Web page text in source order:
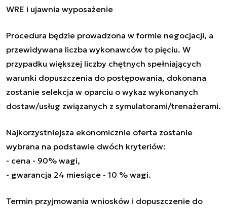
WRE i ujawnia wyposażenie
Procedura będzie prowadzona w formie negocjacji, a
przewidywana liczba wykonawców to pięciu. W
przypadku większej liczby chętnych spełniających
warunki dopuszczenia do postępowania, dokonana
zostanie selekcja w oparciu o wykaz wykonanych
dostaw/usług związanych z symulatorami/trenażerami.
Najkorzystniejsza ekonomicznie oferta zostanie
wybrana na podstawie dwóch kryteriów:
- cena - 90% wagi,
- gwarancja 24 miesiące - 10 % wagi.
Termin przyjmowania wniosków i dopuszczenie do